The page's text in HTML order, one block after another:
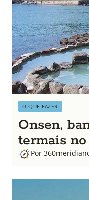
O QUE FAZER
Onsen,
termais
Por